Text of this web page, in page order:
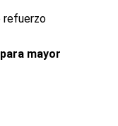
refuerzo
mayor